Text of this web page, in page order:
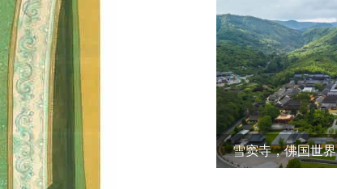
雪窦寺，佛国世界